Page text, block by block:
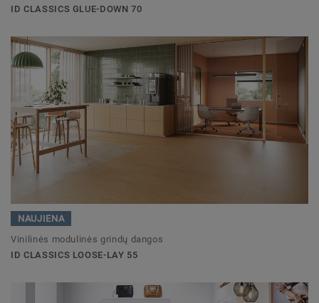
ID CLASSICS GLUE-DOWN 70
NAUJIENA
Vinilinės modulinės grindų dangos
ID CLASSICS LOOSE-LAY 55